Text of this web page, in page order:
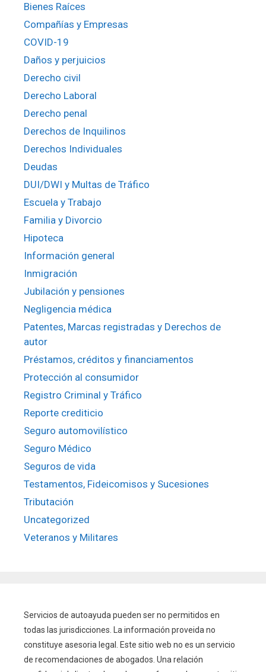
Bienes Raíces
Compañías y Empresas
COVID-19
Daños y perjuicios
Derecho civil
Derecho Laboral
Derecho penal
Derechos de Inquilinos
Derechos Individuales
Deudas
DUI/DWI y Multas de Tráfico
Escuela y Trabajo
Familia y Divorcio
Hipoteca
Información general
Inmigración
Jubilación y pensiones
Negligencia médica
Patentes, Marcas registradas y Derechos de
autor
Préstamos, créditos y financiamentos
Protección al consumidor
Registro Criminal y Tráfico
Reporte crediticio
Seguro automovilístico
Seguro Médico
Seguros de vida
Testamentos, Fideicomisos y Sucesiones
Tributación
Uncategorized
Veteranos y Militares
Servicios de autoayuda pueden ser no permitidos en
todas las jurisdicciones. La información proveida no
constituye asesoria legal. Este sitio web no es un servicio
de recomendaciones de abogados. Una relación